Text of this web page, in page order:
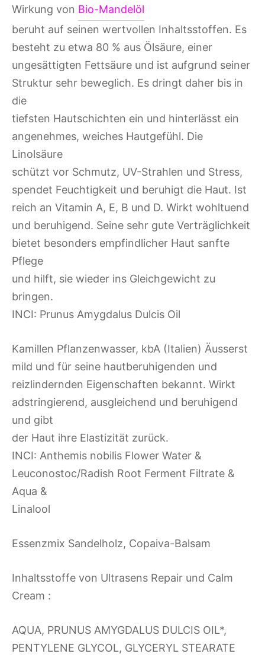
Wirkung von Bio-Mandelöl
beruht auf seinen wertvollen Inhaltsstoffen. Es
besteht zu etwa 80 % aus Ölsäure, einer
ungesättigten Fettsäure und ist aufgrund seiner
Struktur sehr beweglich. Es dringt daher bis in
die
tiefsten Hautschichten ein und hinterlässt ein
angenehmes, weiches Hautgefühl. Die
Linolsäure
schützt vor Schmutz, UV-Strahlen und Stress,
spendet Feuchtigkeit und beruhigt die Haut. Ist
reich an Vitamin A, E, B und D. Wirkt wohltuend
und beruhigend. Seine sehr gute Verträglichkeit
bietet besonders empfindlicher Haut sanfte
Pflege
und hilft, sie wieder ins Gleichgewicht zu
bringen.
INCI: Prunus Amygdalus Dulcis Oil
Kamillen Pflanzenwasser, kbA (Italien) Äusserst
mild und für seine hautberuhigenden und
reizlindernden Eigenschaften bekannt. Wirkt
adstringierend, ausgleichend und beruhigend
und gibt
der Haut ihre Elastizität zurück.
INCI: Anthemis nobilis Flower Water &
Leuconostoc/Radish Root Ferment Filtrate &
Aqua &
Linalool
Essenzmix Sandelholz, Copaiva-Balsam
Inhaltsstoffe von Ultrasens Repair und Calm
Cream :
AQUA, PRUNUS AMYGDALUS DULCIS OIL*,
PENTYLENE GLYCOL, GLYCERYL STEARATE